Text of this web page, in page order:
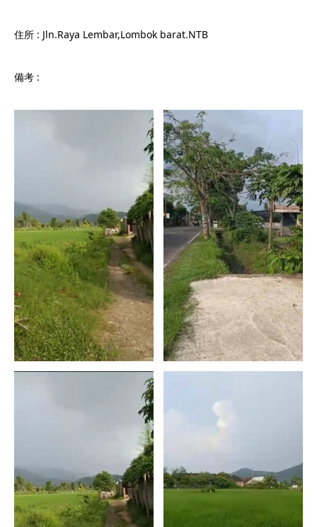
住所 : Jln.Raya Lembar,Lombok barat.NTB
備考 :